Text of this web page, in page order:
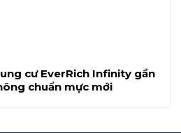
cư EverRich Infinity gần
chuẩn mực mới